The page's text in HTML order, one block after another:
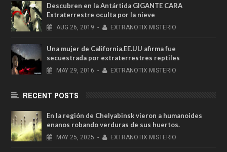
Descubren en la Antártida GIGANTE CARA
Extraterrestre oculta por la nieve
AUG 26, 2019 - EXTRANOTIX MISTERIO
Una mujer de California.EE.UU afirma fue
secuestrada por extraterrestres reptiles
MAY 29, 2016 - EXTRANOTIX MISTERIO
RECENT POSTS
En la región de Chelyabinsk vieron a humanoides
enanos robando verduras de sus huertos.
MAY 25, 2025 - EXTRANOTIX MISTERIO